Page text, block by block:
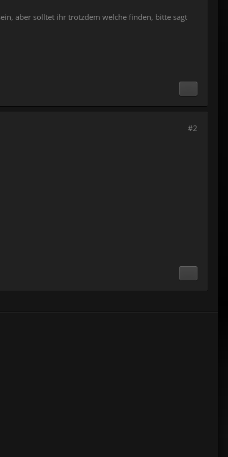
aber solltet ihr trotzdem welche finden, bitte sagt
#2